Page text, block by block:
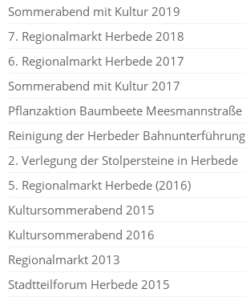
Sommerabend mit Kultur 2019
7. Regionalmarkt Herbede 2018
6. Regionalmarkt Herbede 2017
Sommerabend mit Kultur 2017
Pflanzaktion Baumbeete Meesmannstraße
Reinigung der Herbeder Bahnunterführung
2. Verlegung der Stolpersteine in Herbede
5. Regionalmarkt Herbede (2016)
Kultursommerabend 2015
Kultursommerabend 2016
Regionalmarkt 2013
Stadtteilforum Herbede 2015